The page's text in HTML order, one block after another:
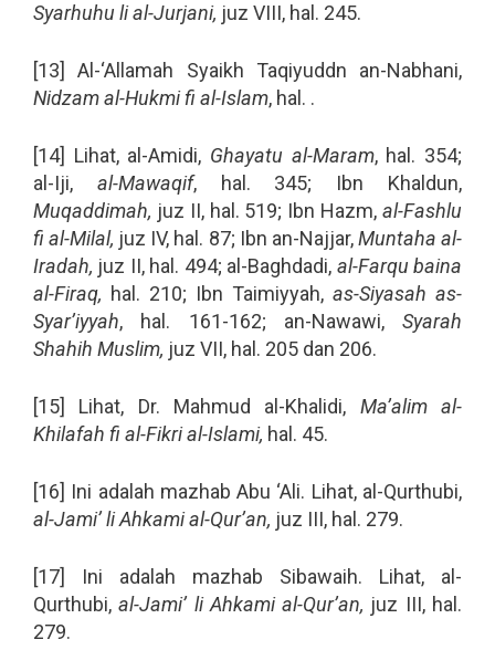
Syarhuhu li al-Jurjani, juz VIII, hal. 245.
[13] Al-‘Allamah Syaikh Taqiyuddn an-Nabhani,
Nidzam al-Hukmi fi al-Islam, hal. .
[14] Lihat, al-Amidi, Ghayatu al-Maram, hal. 354;
al-Iji, al-Mawaqif, hal. 345; Ibn Khaldun,
Muqaddimah, juz II, hal. 519; Ibn Hazm,al-Fashlu
fi al-Milal, juz IV, hal. 87; Ibn an-Najjar,Muntaha al-
Iradah, juz II, hal. 494; al-Baghdadi, al-Farqu baina
al-Firaq, hal. 210; Ibn Taimiyyah, as-Siyasah as-
Syar’iyyah, hal. 161-162; an-Nawawi, Syarah
Shahih Muslim, juz VII, hal. 205 dan 206.
[15] Lihat, Dr. Mahmud al-Khalidi, Ma’alim al-
Khilafah fi al-Fikri al-Islami, hal. 45.
[16] Ini adalah mazhab Abu ‘Ali. Lihat, al-Qurthubi,
al-Jami’ li Ahkami al-Qur’an, juz III, hal. 279.
[17] Ini adalah mazhab Sibawaih. Lihat, al-
Qurthubi,al-Jami’ li Ahkami al-Qur’an, juz III, hal.
279.